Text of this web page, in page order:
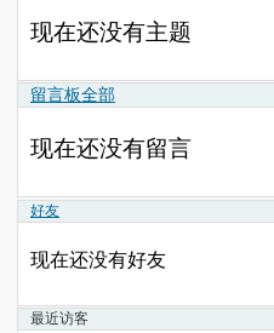
现在还没有主题
留言板全部
现在还没有留言
好友
现在还没有好友
最近访客